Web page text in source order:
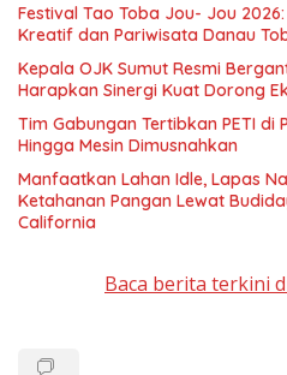
Festival Tao Toba Jou- Jou
Kreatif dan Pariwisata Danau
Kepala OJK Sumut Resmi
Harapkan Sinergi Kuat Dorong
Tim Gabungan Tertibkan PETI di
Hingga Mesin Dimusnahkan
Manfaatkan Lahan Idle, Lapas
Ketahanan Pangan Lewat
California
Baca berita terkini